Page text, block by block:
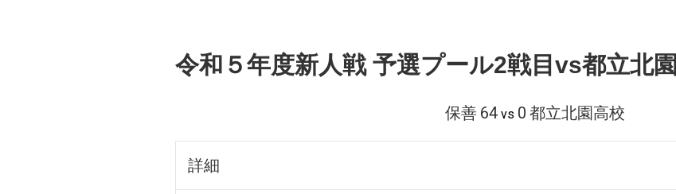
令和５年度新人戦 予選プール2戦目vs都立北園
保善 64 vs 0 都立北園高校
詳細